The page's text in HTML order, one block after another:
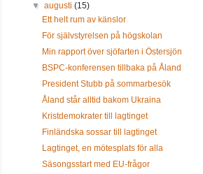
▼ augusti (15)
Ett helt rum av känslor
För självstyrelsen på högskolan
Min rapport över sjöfarten i Östersjön
BSPC-konferensen tillbaka på Åland
President Stubb på sommarbesök
Åland står alltid bakom Ukraina
Kristdemokrater till lagtinget
Finländska sossar till lagtinget
Lagtinget, en mötesplats för alla
Säsongsstart med EU-frågor